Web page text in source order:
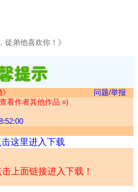
徒弟他喜欢你！》
问题/举报
看作者其他作品 »)
击这里进入下载
上面链接进入下载！